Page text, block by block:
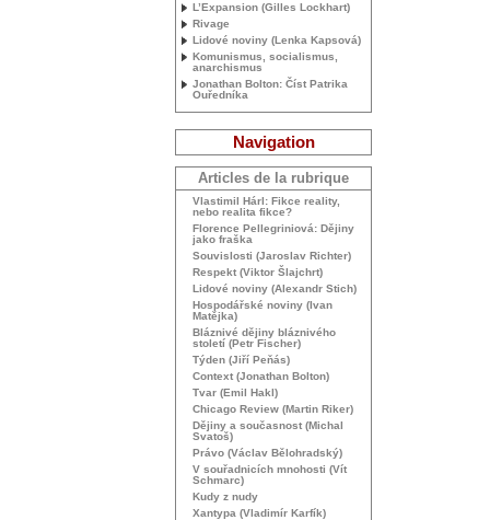
L’Expansion (Gilles Lockhart)
Rivage
Lidové noviny (Lenka Kapsová)
Komunismus, socialismus,
anarchismus
Jonathan Bolton: Číst Patrika
Ouředníka
Navigation
Articles de la rubrique
Vlastimil Hárl: Fikce reality,
nebo realita fikce?
Florence Pellegriniová: Dějiny
jako fraška
Souvislosti (Jaroslav Richter)
Respekt (Viktor Šlajchrt)
Lidové noviny (Alexandr Stich)
Hospodářské noviny (Ivan
Matějka)
Bláznivé dějiny bláznivého
století (Petr Fischer)
Týden (Jiří Peňás)
Context (Jonathan Bolton)
Tvar (Emil Hakl)
Chicago Review (Martin Riker)
Dějiny a současnost (Michal
Svatoš)
Právo (Václav Bělohradský)
V souřadnicích mnohosti (Vít
Schmarc)
Kudy z nudy
Xantypa (Vladimír Karfík)